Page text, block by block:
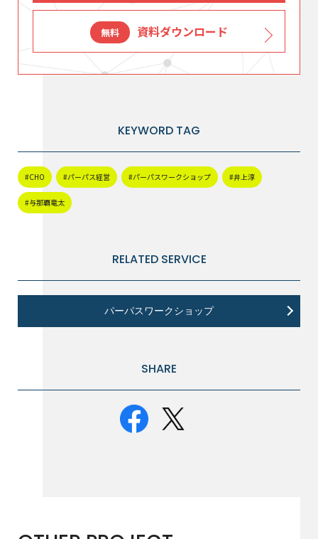
無料 資料ダウンロード
KEYWORD TAG
#CHO #パーパス経営 #パーパスワークショップ #井上淳
#与那覇竜太
RELATED SERVICE
パーパスワークショップ
SHARE